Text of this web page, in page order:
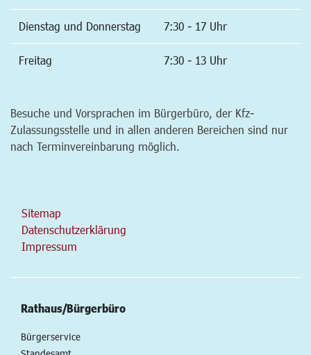
Dienstag und Donnerstag 7:30 - 17 Uhr
Freitag 7:30 - 13 Uhr
Besuche und Vorsprachen im Bürgerbüro, der Kfz-
Zulassungsstelle und in allen anderen Bereichen sind nur
nach Terminvereinbarung möglich.
Sitemap
Datenschutzerklärung
Impressum
Rathaus/Bürgerbüro
Bürgerservice